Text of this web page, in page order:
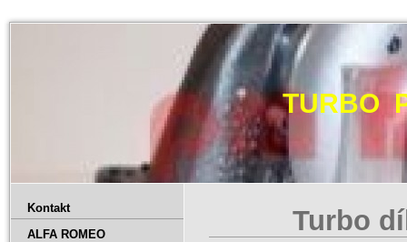
TURBO
Turbo
Kontakt
ALFA ROMEO